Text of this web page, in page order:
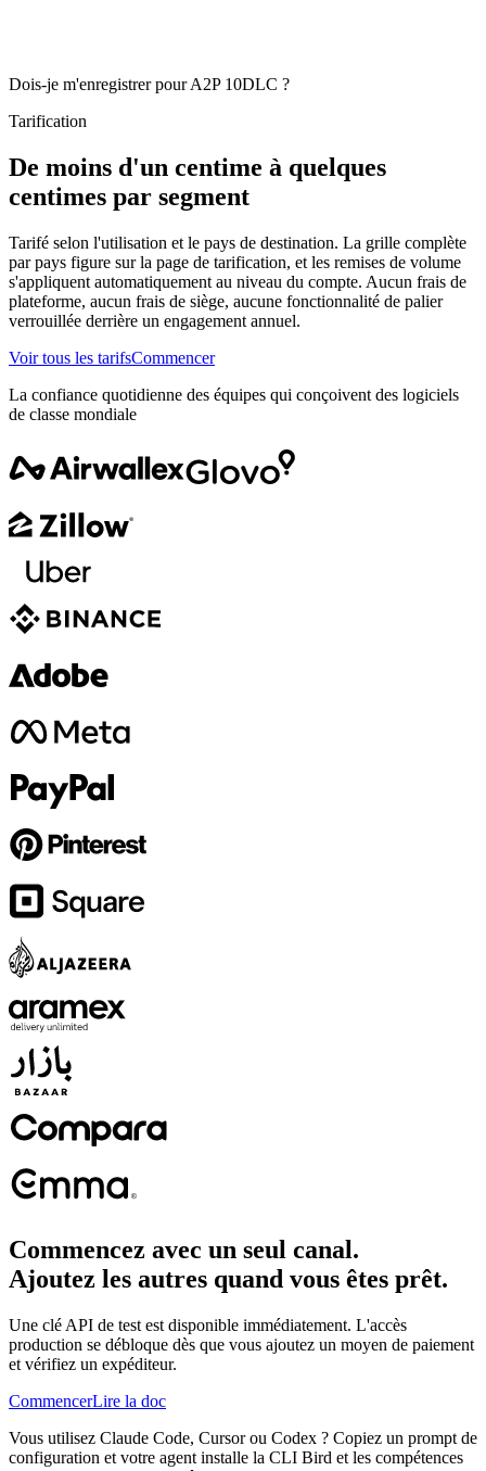
Dois-je m'enregistrer pour A2P 10DLC ?
Tarification
De moins d'un centime à quelques
centimes par segment
Tarifé selon l'utilisation et le pays de destination. La grille complète
par pays figure sur la page de tarification, et les remises de volume
s'appliquent automatiquement au niveau du compte. Aucun frais de
plateforme, aucun frais de siège, aucune fonctionnalité de palier
verrouillée derrière un engagement annuel.
Voir tous les tarifsCommencer
La confiance quotidienne des équipes qui conçoivent des logiciels
de classe mondiale
Commencez avec un seul canal.
Ajoutez les autres quand vous êtes prêt.
Une clé API de test est disponible immédiatement. L'accès
production se débloque dès que vous ajoutez un moyen de paiement
et vérifiez un expéditeur.
CommencerLire la doc
Vous utilisez Claude Code, Cursor ou Codex ? Copiez un prompt de
configuration et votre agent installe la CLI Bird et les compétences